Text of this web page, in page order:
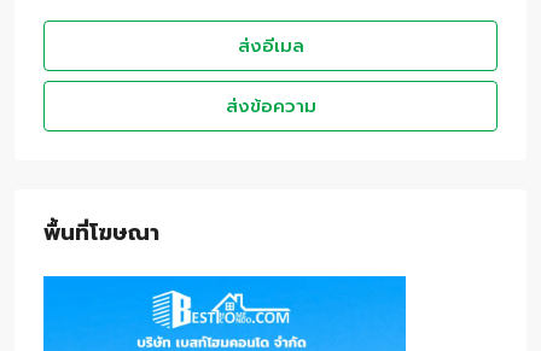
ส่งอีเมล
ส่งข้อความ
พื้นที่โฆษณา